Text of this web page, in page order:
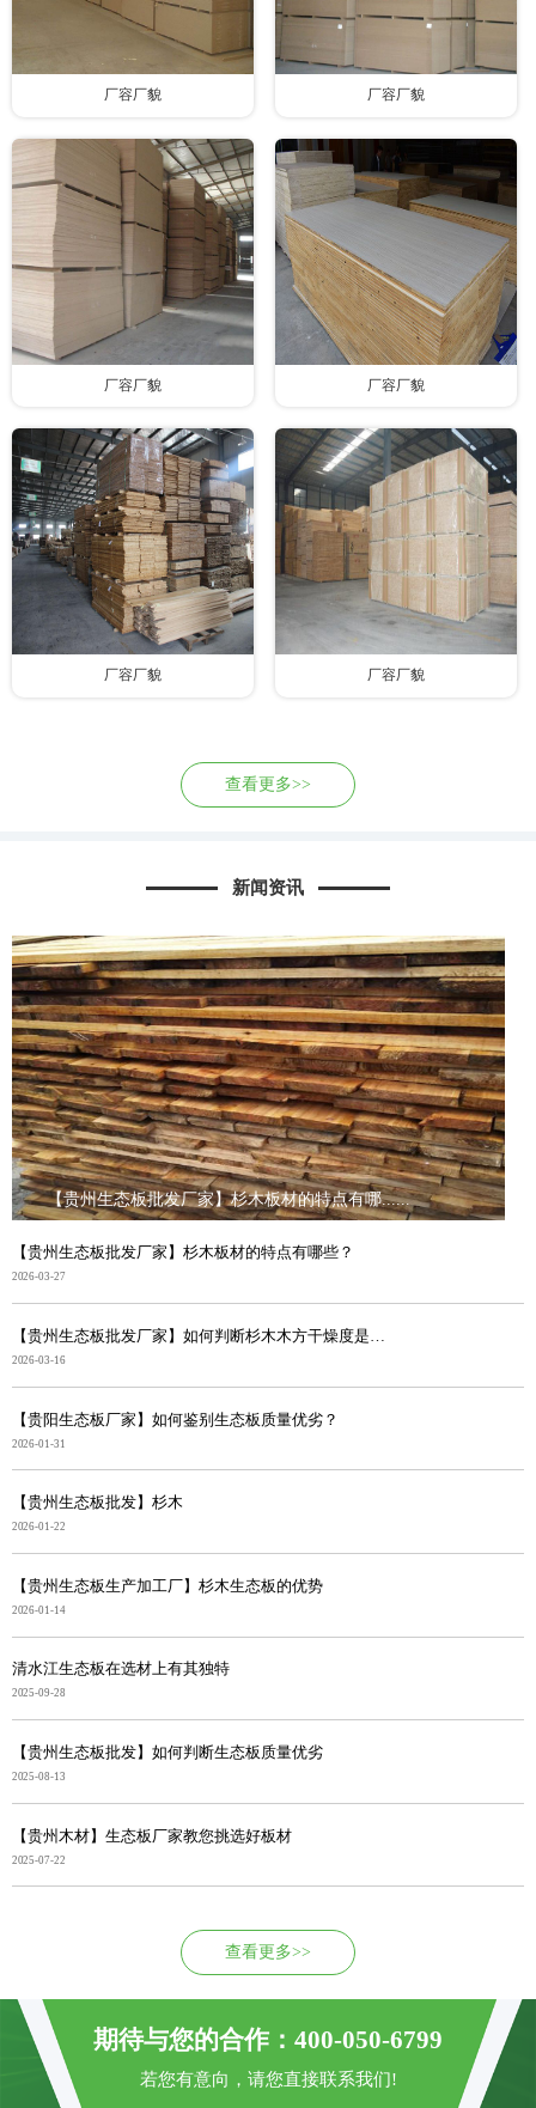
厂容厂貌 厂容厂貌
厂容厂貌 厂容厂貌
厂容厂貌 厂容厂貌
查看更多>>
新闻资讯
【贵州生态板批发厂家】杉木板材的特点有哪......
【贵州生态板批发厂家】杉木板材的特点有哪些？
2026-03-27
2026-03-16
【贵阳生态板厂家】如何鉴别生态板质量优劣？
2026-01-31
【贵州生态板批发】杉木
2026-01-22
【贵州生态板生产加工厂】杉木生态板的优势
2026-01-14
清水江生态板在选材上有其独特
2025-09-28
【贵州生态板批发】如何判断生态板质量优劣
2025-08-13
【贵州木材】生态板厂家教您挑选好板材
2025-07-22
查看更多>>
期待与您的合作：400-050-6799
若您有意向，请您直接联系我们!